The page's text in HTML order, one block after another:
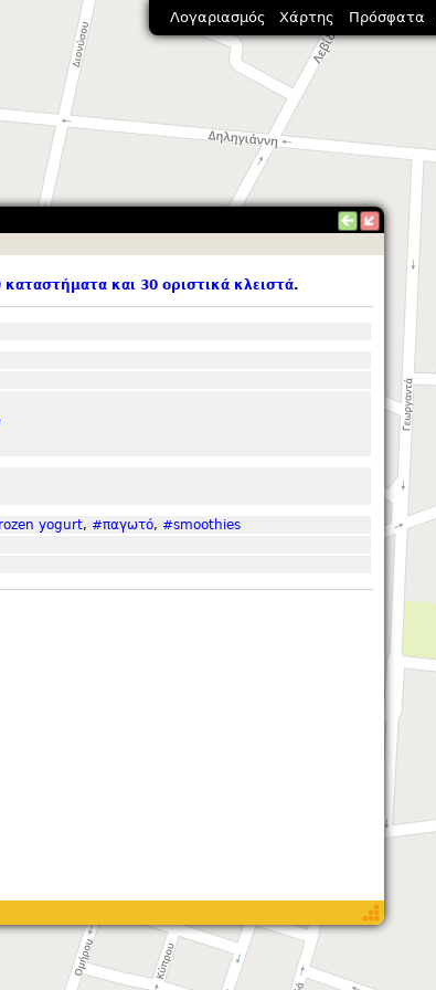
καταστήματα και 30 οριστικά κλειστά.
yogurt, #παγωτό, #smoothies
Λογαριασμός Χάρτης Πρόσφατα